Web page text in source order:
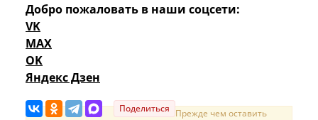
Добро пожаловать в наши соцсети:
VK
MAX
OK
Яндекс Дзен
Поделиться Прежде чем оставить